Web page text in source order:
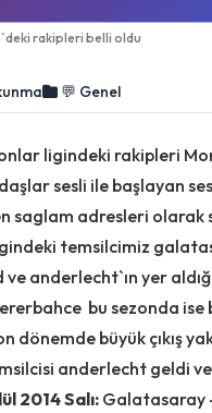
rakipleri belli oldu
💬 Genel
ligindeki rakipleri
sesli ile başlayan
saglam adresleri
temsilcimiz
anderlecht`ın yer
bu sezonda ise
dönemde büyük çıkış
anderlecht geldi
2014 Salı: Galatasaray